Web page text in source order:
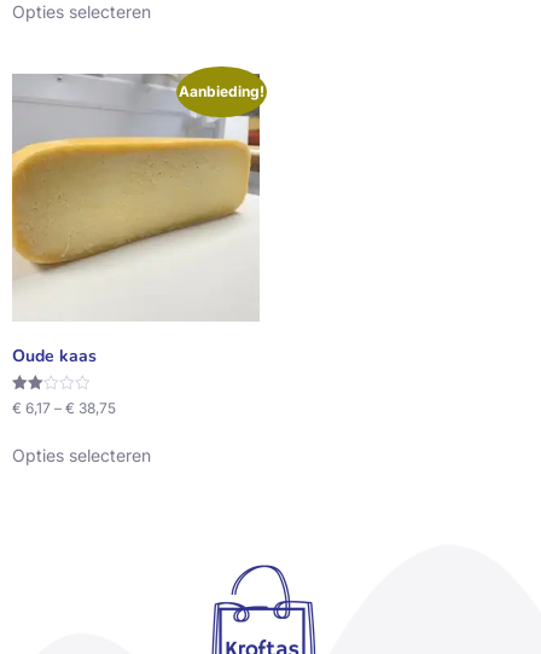
5
Opties selecteren
Aanbieding!
Oude kaas
Waardering
2.00
€ 6,17 – € 38,75
Opties selecteren